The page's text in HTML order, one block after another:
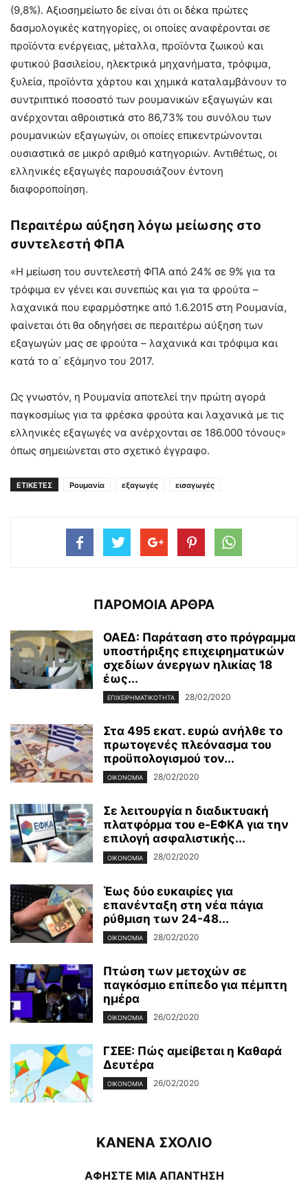
(9,8%). Αξιοσημείωτο δε είναι ότι οι δέκα πρώτες
δασμολογικές κατηγορίες, οι οποίες αναφέρονται σε
προϊόντα ενέργειας, μέταλλα, προϊόντα ζωικού και
φυτικού βασιλείου, ηλεκτρικά μηχανήματα, τρόφιμα,
ξυλεία, προϊόντα χάρτου και χημικά καταλαμβάνουν το
συντριπτικό ποσοστό των ρουμανικών εξαγωγών και
ανέρχονται αθροιστικά στο 86,73% του συνόλου των
ρουμανικών εξαγωγών, οι οποίες επικεντρώνονται
ουσιαστικά σε μικρό αριθμό κατηγοριών. Αντιθέτως, οι
ελληνικές εξαγωγές παρουσιάζουν έντονη
διαφοροποίηση.
Περαιτέρω αύξηση λόγω μείωσης στο
συντελεστή ΦΠΑ
«Η μείωση του συντελεστή ΦΠΑ από 24% σε 9% για τα
τρόφιμα εν γένει και συνεπώς και για τα φρούτα –
λαχανικά που εφαρμόστηκε από 1.6.2015 στη Ρουμανία,
φαίνεται ότι θα οδηγήσει σε περαιτέρω αύξηση των
εξαγωγών μας σε φρούτα – λαχανικά και τρόφιμα και
κατά το α΄ εξάμηνο του 2017.
Ως γνωστόν, η Ρουμανία αποτελεί την πρώτη αγορά
παγκοσμίως για τα φρέσκα φρούτα και λαχανικά με τις
ελληνικές εξαγωγές να ανέρχονται σε 186.000 τόνους»
όπως σημειώνεται στο σχετικό έγγραφο.
ΕΤΙΚΕΤΕΣ Ρουμανία εξαγωγές εισαγωγές
ΠΑΡΟΜΟΙΑ ΑΡΘΡΑ
ΟΑΕΔ: Παράταση στο πρόγραμμα
υποστήριξης επιχειρηματικών
σχεδίων άνεργων ηλικίας 18
έως...
ΕΠΙΧΕΙΡΗΜΑΤΙΚΌΤΗΤΑ 28/02/2020
Στα 495 εκατ. ευρώ ανήλθε το
πρωτογενές πλεόνασμα του
προϋπολογισμού τον...
ΟΙΚΟΝΟΜΊΑ 28/02/2020
Σε λειτουργία n διαδικτυακή
πλατφόρμα του e-ΕΦΚΑ για την
επιλογή ασφαλιστικής...
ΟΙΚΟΝΟΜΊΑ 28/02/2020
Έως δύο ευκαιρίες για
επανένταξη στη νέα πάγια
ρύθμιση των 24-48...
ΟΙΚΟΝΟΜΊΑ 28/02/2020
Πτώση των μετοχών σε
παγκόσμιο επίπεδο για πέμπτη
ημέρα
ΟΙΚΟΝΟΜΊΑ 26/02/2020
ΓΣΕΕ: Πώς αμείβεται η Καθαρά
Δευτέρα
ΟΙΚΟΝΟΜΊΑ 26/02/2020
ΚΑΝΕΝΑ ΣΧΟΛΙΟ
ΑΦΗΣΤΕ ΜΙΑ ΑΠΑΝΤΗΣΗ